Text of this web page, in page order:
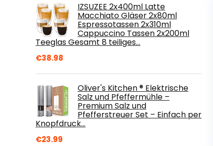
IZSUZEE 2x400ml Latte
Macchiato Gläser 2x80ml
Espressotassen 2x310ml
Cappuccino Tassen 2x200ml
Teeglas Gesamt 8 teiliges…
€38.98
Oliver's Kitchen ® Elektrische
Salz und Pfeffermühle –
Premium Salz und
Pfefferstreuer Set – Einfach per
Knopfdruck…
€23.99